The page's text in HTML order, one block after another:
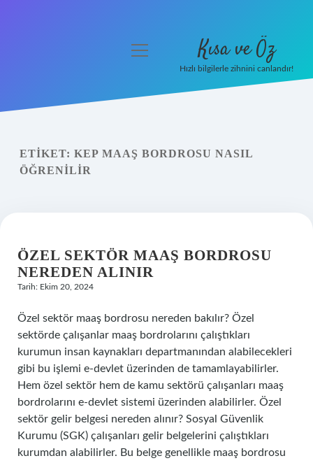
Yasal Uyarı
menüyü
Kısa ve Öz
Hızlı bilgilerle zihnini canlandır!
ETIKET: KEP MAAŞ BORDROSU NASIL
ÖĞRENILIR
ÖZEL SEKTÖR MAAŞ BORDROSU
NEREDEN ALINIR
Tarih: Ekim 20, 2024
Özel sektör maaş bordrosu nereden bakılır? Özel
sektörde çalışanlar maaş bordrolarını çalıştıkları
kurumun insan kaynakları departmanından alabilecekleri
gibi bu işlemi e-devlet üzerinden de tamamlayabilirler.
Hem özel sektör hem de kamu sektörü çalışanları maaş
bordrolarını e-devlet sistemi üzerinden alabilirler. Özel
sektör gelir belgesi nereden alınır? Sosyal Güvenlik
Kurumu (SGK) çalışanları gelir belgelerini çalıştıkları
kurumdan alabilirler. Bu belge genellikle maaş bordrosu